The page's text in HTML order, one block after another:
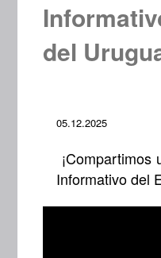
del
05.12.2025
Informativo del